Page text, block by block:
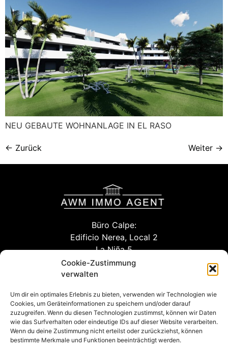
Cookie-Zustimmung
verwalten
Um dir ein optimales Erlebnis zu bieten, verwenden wir Technologien wie
Cookies, um Geräteinformationen zu speichern und/oder darauf
zuzugreifen. Wenn du diesen Technologien zustimmst, können wir Daten
wie das Surfverhalten oder eindeutige IDs auf dieser Website verarbeiten.
Wenn du deine Zustimmung nicht erteilst oder zurückziehst, können
bestimmte Merkmale und Funktionen beeinträchtigt werden.
NEU GEBAUTE WOHNANLAGE IN EL RASO
← Zurück Weiter →
Büro Calpe:
Edificio Nerea, Local 2
La Niña 5
03710 Calpe (Alicante)
info@awm-agent.com
kontakt